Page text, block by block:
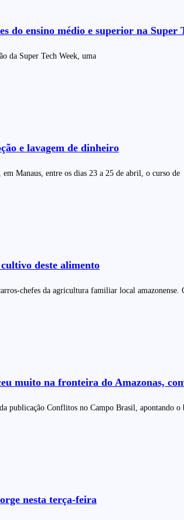
do ensino médio e superior na
da Super Tech Week, uma
e lavagem de dinheiro
Manaus, entre os dias 23 a 25 de abril, o curso de
deste alimento
chefes da agricultura familiar local amazonense.
muito na fronteira do Amazonas,
publicação Conflitos no Campo Brasil, apontando o
nesta terça-feira